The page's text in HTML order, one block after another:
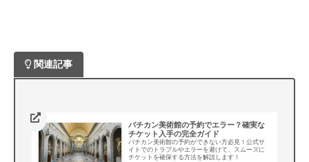
関連記事
バチカン美術館の予約でエラー？確実な
チケット入手の完全ガイド
バチカン美術館の予約ができない方必見！公式サ
イトでのトラブルやエラーを避けて、スムーズに
チケットを確保する方法を解説します！